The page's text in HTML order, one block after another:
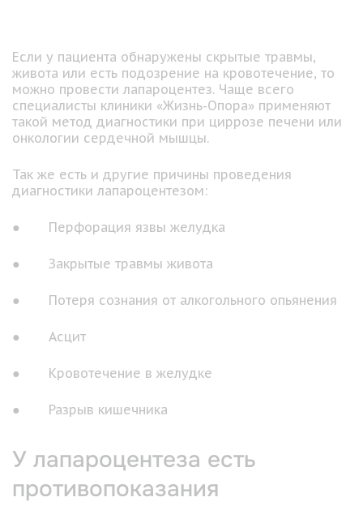
Если у пациента обнаружены скрытые травмы,
живота или есть подозрение на кровотечение, то
можно провести лапароцентез. Чаще всего
специалисты клиники «Жизнь-Опора» применяют
такой метод диагностики при циррозе печени или
онкологии сердечной мышцы.
Так же есть и другие причины проведения
диагностики лапароцентезом:
● Перфорация язвы желудка
● Закрытые травмы живота
● Потеря сознания от алкогольного опьянения
● Асцит
● Кровотечение в желудке
● Разрыв кишечника
У лапароцентеза есть
противопоказания